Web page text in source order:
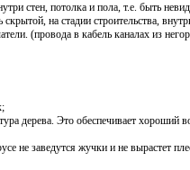
стен, потолка и пола, т.е. быть
на стадии строительства,
(провода в кабель каналах из
дерева. Это обеспечивает
не заведутся жучки и не вырастет